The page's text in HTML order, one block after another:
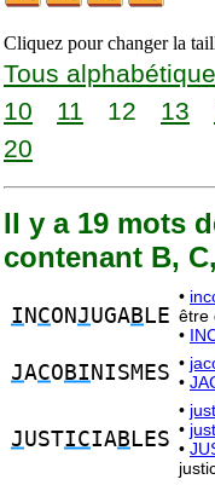
Cliquez pour changer la
Tous alphabétique
10
11 12 13
20
Il y a 19 mots
contenant B,
I N CON JUGAB LE
•
être
•
JACO BI NISMES •
•
JUSTICIAB LES
•
•
•